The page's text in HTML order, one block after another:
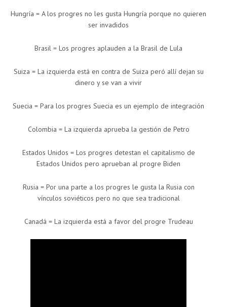
Hungría = A los progres no les gusta Hungría porque no quieren
ser invadidos
Brasil = Los progres aplauden a la Brasil de Lula
Suiza = La izquierda está en contra de Suiza peró allí dejan su
dinero y se van a vivir
Suecia = Para los progres Suecia es un ejemplo de integración
Colombia = La izquierda aprueba la gestión de Petro
Estados Unidos = Los progres detestan el capitalismo de
Estados Unidos pero aprueban al progre Biden
Rusia = Por una parte a los progres le gusta la Rusia con
vínculos soviéticos pero no que sea tradicional
Canadá = La izquierda está a favor del progre Trudeau